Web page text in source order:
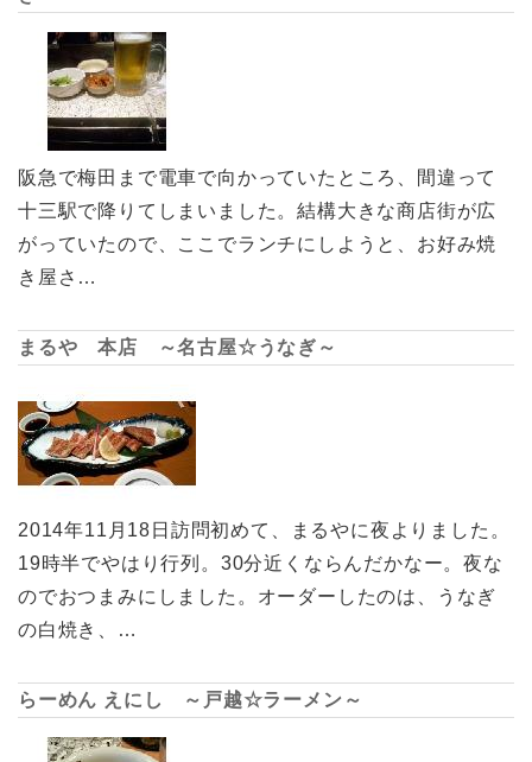
阪急で梅田まで電車で向かっていたところ、間違って
十三駅で降りてしまいました。結構大きな商店街が広
がっていたので、ここでランチにしようと、お好み焼
き屋さ…
まるや 本店 ～名古屋☆うなぎ～
2014年11月18日訪問初めて、まるやに夜よりました。
19時半でやはり行列。30分近くならんだかなー。夜な
のでおつまみにしました。オーダーしたのは、うなぎ
の白焼き、…
らーめん えにし ～戸越☆ラーメン～